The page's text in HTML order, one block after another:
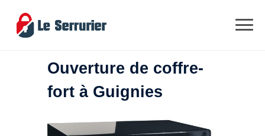
Ouverture de coffre-
fort à Guignies